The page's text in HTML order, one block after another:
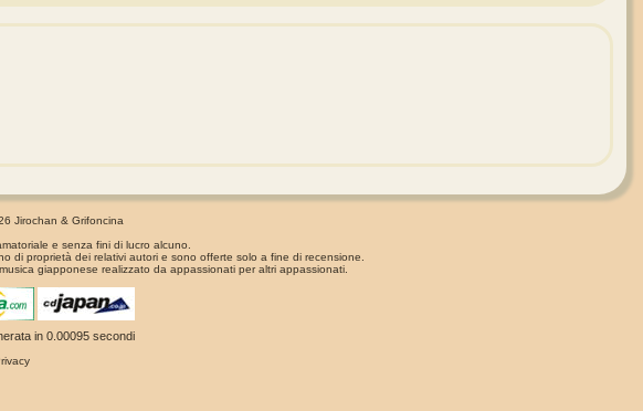
Jirochan & Grifoncina
e senza fini di lucro alcuno.
di proprietà dei relativi autori e sono offerte solo a fine di recensione.
giapponese realizzato da appassionati per altri appassionati.
in 0.00095 secondi